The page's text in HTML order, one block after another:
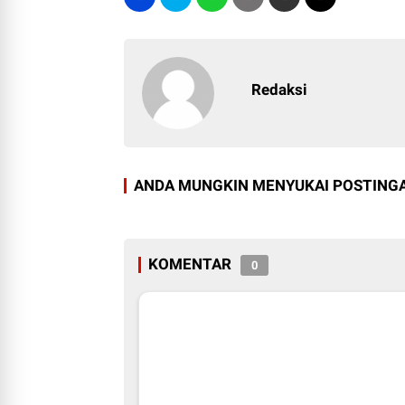
Redaksi
ANDA MUNGKIN MENYUKAI
KOMENTAR 0